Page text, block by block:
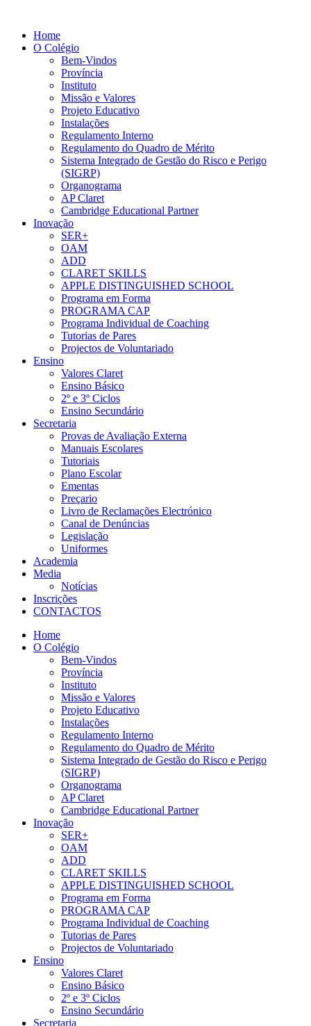
Home
O Colégio
Bem-Vindos
Província
Instituto
Missão e Valores
Projeto Educativo
Instalações
Regulamento Interno
Regulamento do Quadro de Mérito
Sistema Integrado de Gestão do Risco e Perigo
(SIGRP)
Organograma
AP Claret
Cambridge Educational Partner
Inovação
SER+
OAM
ADD
CLARET SKILLS
APPLE DISTINGUISHED SCHOOL
Programa em Forma
PROGRAMA CAP
Programa Individual de Coaching
Tutorias de Pares
Projectos de Voluntariado
Ensino
Valores Claret
Ensino Básico
2º e 3º Ciclos
Ensino Secundário
Secretaria
Provas de Avaliação Externa
Manuais Escolares
Tutoriais
Plano Escolar
Ementas
Preçario
Livro de Reclamações Electrónico
Canal de Denúncias
Legislação
Uniformes
Academia
Media
Notícias
Inscrições
CONTACTOS
Home
O Colégio
Bem-Vindos
Província
Instituto
Missão e Valores
Projeto Educativo
Instalações
Regulamento Interno
Regulamento do Quadro de Mérito
Sistema Integrado de Gestão do Risco e Perigo
(SIGRP)
Organograma
AP Claret
Cambridge Educational Partner
Inovação
SER+
OAM
ADD
CLARET SKILLS
APPLE DISTINGUISHED SCHOOL
Programa em Forma
PROGRAMA CAP
Programa Individual de Coaching
Tutorias de Pares
Projectos de Voluntariado
Ensino
Valores Claret
Ensino Básico
2º e 3º Ciclos
Ensino Secundário
Secretaria